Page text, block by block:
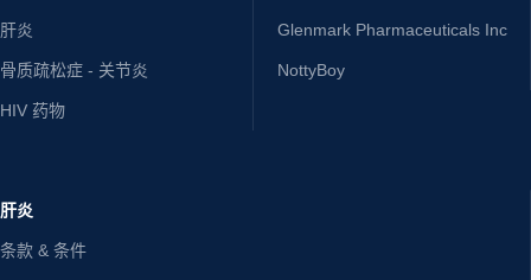
肝炎
骨质疏松症 - 关节炎
HIV 药物
Glenmark Pharmaceuticals Inc
NottyBoy
肝炎
条款 & 条件